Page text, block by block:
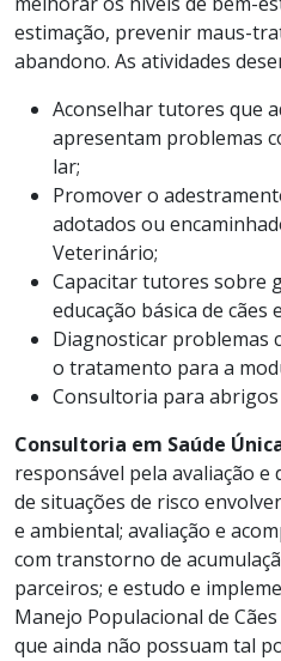
estimação, prevenir maus-
abandono. As atividades
Aconselhar tutores que
apresentam problemas
lar;
Promover o
adotados ou
Veterinário;
Capacitar tutores sobre
educação básica de cães
Diagnosticar problemas
o tratamento para a
Consultoria para abrigos
Consultoria em Saúde
responsável pela avaliação
de situações de risco
e ambiental; avaliação e
com transtorno de
parceiros; e estudo e
Manejo Populacional de
que ainda não possuam tal